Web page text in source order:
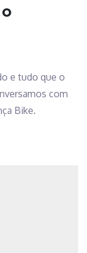
e tudo que o
com
Bike.